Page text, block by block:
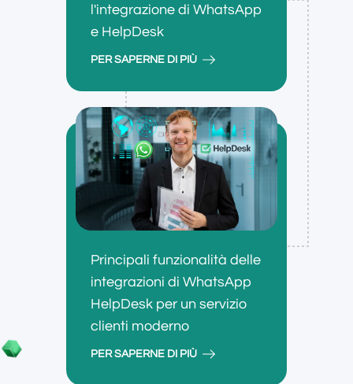
l'integrazione di WhatsApp
e HelpDesk
PER SAPERNE DI PIÙ
Principali funzionalità delle
integrazioni di WhatsApp
HelpDesk per un servizio
clienti moderno
PER SAPERNE DI PIÙ